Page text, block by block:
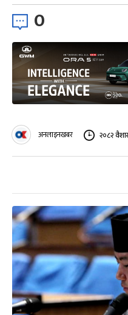
0
अनलाइनखबर २०८२